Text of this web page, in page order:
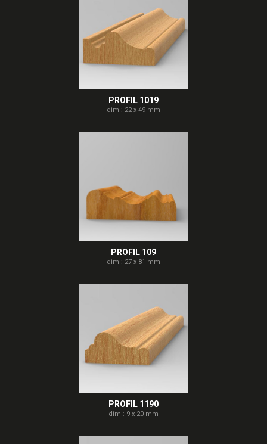
PROFIL 1019
dim : 22 x 49 mm
PROFIL 109
dim : 27 x 81 mm
PROFIL 1190
dim : 9 x 20 mm